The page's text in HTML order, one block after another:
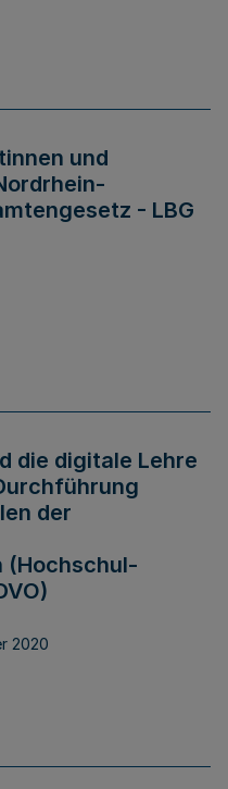
und
- LBG
die digitale Lehre
der
(Hochschul-
2020